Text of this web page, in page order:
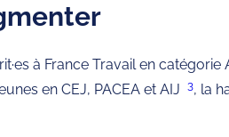
à France Travail en catégorie
en CEJ, PACEA et AIJ 3, la